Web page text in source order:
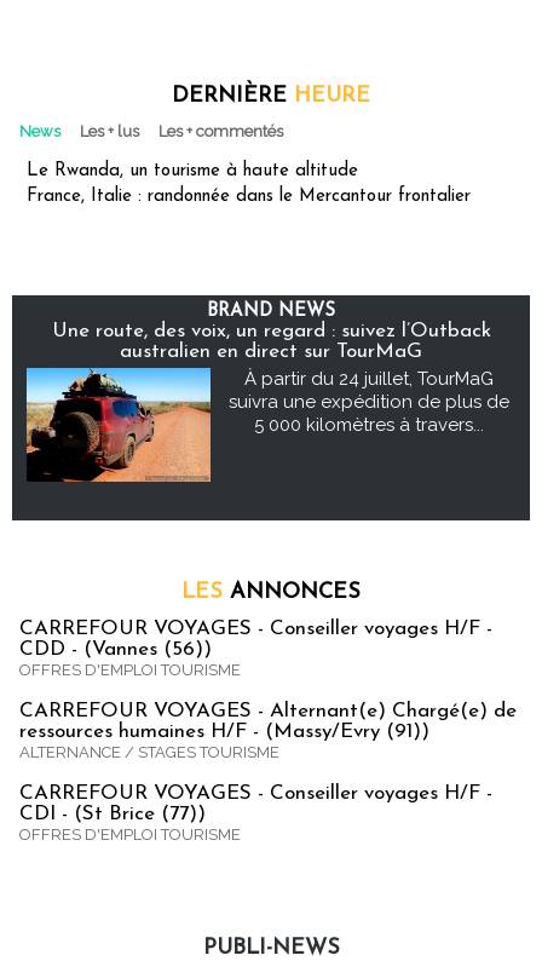
DERNIÈRE HEURE
News Les + lus Les + commentés
Le Rwanda, un tourisme à haute altitude
France, Italie : randonnée dans le Mercantour frontalier
BRAND NEWS
Une route, des voix, un regard : suivez l’Outback
australien en direct sur TourMaG
À partir du 24 juillet, TourMaG
suivra une expédition de plus de
5 000 kilomètres à travers...
LES ANNONCES
CARREFOUR VOYAGES - Conseiller voyages H/F -
CDD - (Vannes (56))
OFFRES D'EMPLOI TOURISME
CARREFOUR VOYAGES - Alternant(e) Chargé(e) de
ressources humaines H/F - (Massy/Evry (91))
ALTERNANCE / STAGES TOURISME
CARREFOUR VOYAGES - Conseiller voyages H/F -
CDI - (St Brice (77))
OFFRES D'EMPLOI TOURISME
PUBLI-NEWS